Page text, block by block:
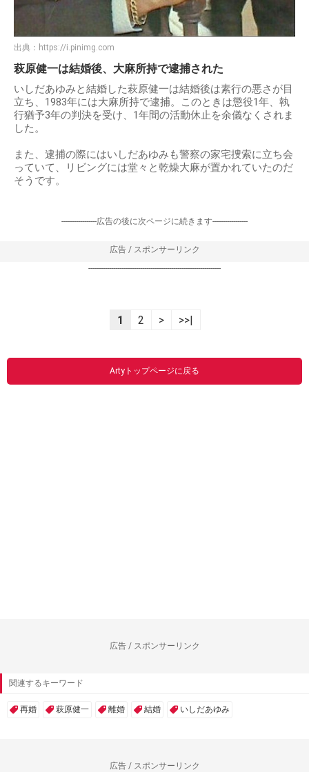
出典： https://i.pinimg.com
萩原健一は結婚後、大麻所持で逮捕された
いしだあゆみと結婚した萩原健一は結婚後は素行の悪さが目
立ち、1983年には大麻所持で逮捕。このときは懲役1年、執
行猶予3年の判決を受け、1年間の活動休止を余儀なくされま
した。
また、逮捕の際にはいしだあゆみも警察の家宅捜索に立ち会
っていて、リビングには堂々と乾燥大麻が置かれていたのだ
そうです。
-----------------広告の後に次ページに続きます-----------------
広告 / スポンサーリンク
----------------------------------------------------------------
1 2 > >>|
Artyトップページに戻る
広告 / スポンサーリンク
関連するキーワード
再婚 萩原健一 離婚 結婚 いしだあゆみ
広告 / スポンサーリンク